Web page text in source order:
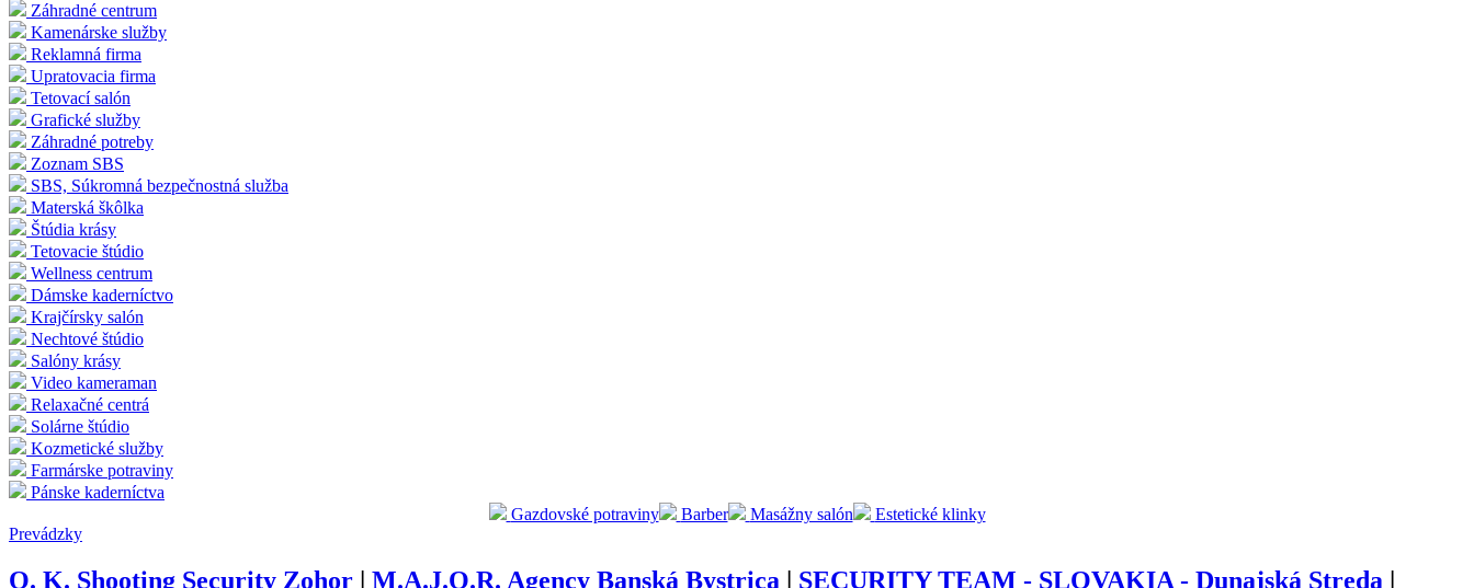
Záhradné centrum
Kamenárske služby
Reklamná firma
Upratovacia firma
Tetovací salón
Grafické služby
Záhradné potreby
Zoznam SBS
SBS, Súkromná bezpečnostná služba
Materská škôlka
Štúdia krásy
Tetovacie štúdio
Wellness centrum
Dámske kaderníctvo
Krajčírsky salón
Nechtové štúdio
Salóny krásy
Video kameraman
Relaxačné centrá
Solárne štúdio
Kozmetické služby
Farmárske potraviny
Pánske kaderníctva
Gazdovské potraviny
Barber Masážny salón
Estetické klinky
Prevádzky
O. K. Shooting Security Zohor M.A.J.O.R. Agency Banská Bystrica SECURITY TEAM - SLOVAKIA - Dunajská Streda